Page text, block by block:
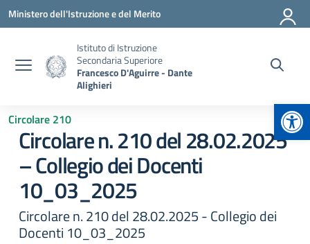
Vai ai contenuti
Vai al menu di navigazione
Vai al footer
Ministero dell'Istruzione e del Merito
Istituto di Istruzione
Secondaria Superiore
Francesco D'Aguirre - Dante
Alighieri
Circolare 210
Circolare n. 210 del 28.02.2025
– Collegio dei Docenti
10_03_2025
Circolare n. 210 del 28.02.2025 - Collegio dei
Docenti 10_03_2025